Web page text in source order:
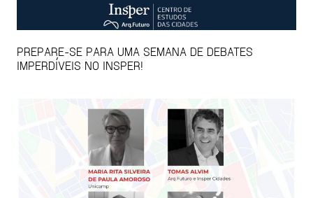
PREPARE-SE PARA UMA SEMANA DE DEBATES
IMPERDÍVEIS NO INSPER!